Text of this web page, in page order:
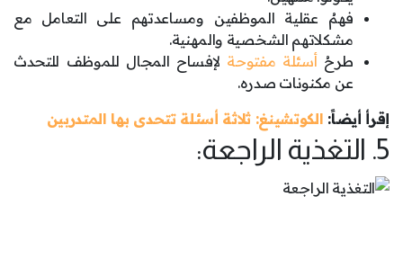
فهمُ عقلية الموظفين ومساعدتهم على التعامل مع
مشكلاتهم الشخصية والمهنية.
طرحُ أسئلة مفتوحة لإفساح المجال للموظف للتحدث
عن مكنونات صدره.
إقرأ أيضاً: الكوتشينغ: ثلاثة أسئلة تتحدى بها المتدربين
5. التغذية الراجعة: